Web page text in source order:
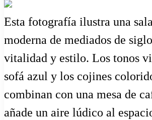
Esta fotografía ilustra una
moderna de mediados de
vitalidad y estilo. Los tonos
sofá azul y los cojines
combinan con una mesa de
añade un aire lúdico al